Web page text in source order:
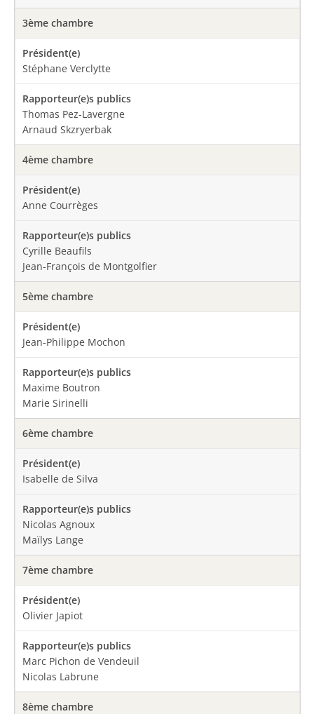
3ème chambre
Stéphane Verclytte
Thomas Pez-Lavergne
Arnaud Skzryerbak
4ème chambre
Anne Courrèges
Cyrille Beaufils
Jean-François de Montgolfier
5ème chambre
Jean-Philippe Mochon
Maxime Boutron
Marie Sirinelli
6ème chambre
Isabelle de Silva
Nicolas Agnoux
Maïlys Lange
7ème chambre
Olivier Japiot
Marc Pichon de Vendeuil
Nicolas Labrune
8ème chambre